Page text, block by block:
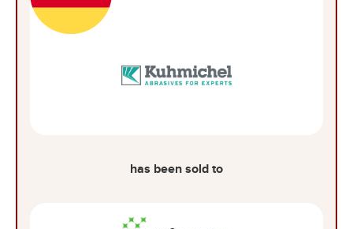
has been sold to